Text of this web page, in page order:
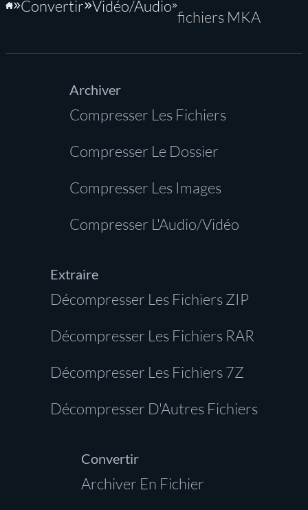
Accueil
Convertir Vidéo/Audio
fichiers MKA
Archiver
Compresser Les Fichiers
Compresser Le Dossier
Compresser Les Images
Compresser L'Audio/Vidéo
Extraire
Décompresser Les Fichiers ZIP
Décompresser Les Fichiers RAR
Décompresser Les Fichiers 7Z
Décompresser D'Autres Fichiers
Convertir
Archiver En Fichier